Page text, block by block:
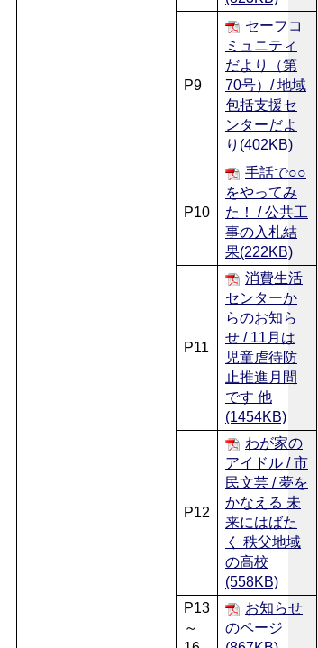
P9
セーフコ
ミュニティ
だより（第
70号）/ 地域
包括支援セ
ンターだよ
り(402KB)
P10
手話で○○
をやってみ
た！ / 公共工
事の入札結
果(222KB)
P11
消費生活
センターか
らのお知ら
せ / 11月は
児童虐待防
止推進月間
です 他
(1454KB)
P12
わが家の
アイドル / 市
民文芸 / 夢を
かなえる 未
来にはばた
く 秩父地域
の高校
(558KB)
P13
～
お知らせ
のページ